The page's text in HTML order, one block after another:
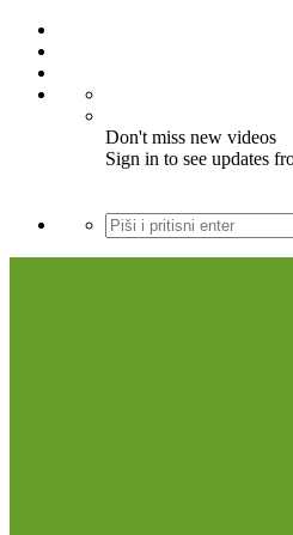
Don't miss new videos
Sign in to see updates